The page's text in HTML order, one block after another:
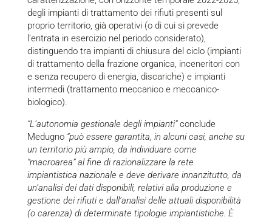
degli impianti di trattamento dei rifiuti presenti sul
proprio territorio, già operativi (o di cui si prevede
l’entrata in esercizio nel periodo considerato),
distinguendo tra impianti di chiusura del ciclo (impianti
di trattamento della frazione organica, inceneritori con
e senza recupero di energia, discariche) e impianti
intermedi (trattamento meccanico e meccanico-
biologico).
“L’autonomia gestionale degli impianti”conclude
Medugno“può essere garantita, in alcuni casi, anche su
un territorio più ampio, da individuare come
“macroarea” al fine di razionalizzare la rete
impiantistica nazionale e deve derivare innanzitutto, da
un’analisi dei dati disponibili, relativi alla produzione e
gestione dei rifiuti e dall’analisi delle attuali disponibilità
(o carenza) di determinate tipologie impiantistiche. È